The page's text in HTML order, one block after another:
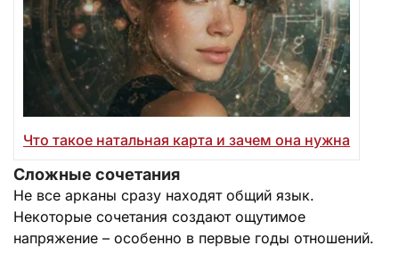
Что такое натальная карта и зачем она нужна
Сложные сочетания
Не все арканы сразу находят общий язык.
Некоторые сочетания создают ощутимое
напряжение – особенно в первые годы отношений.